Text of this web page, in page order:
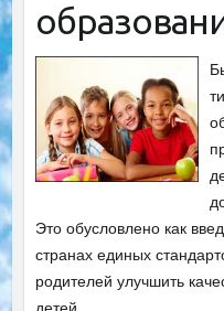
Это обусловлено как
странах единых
родителей улучшить